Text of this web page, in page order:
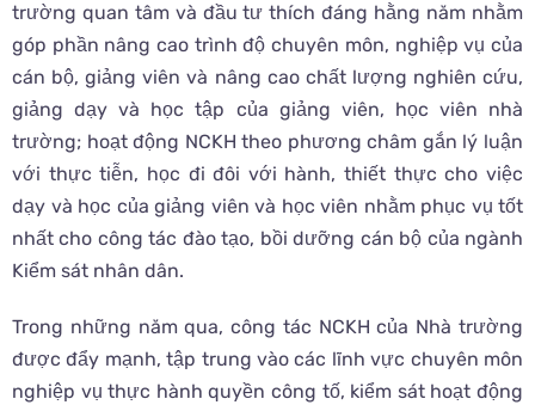
trường quan tâm và đầu tư thích đáng hằng năm nhằm
góp phần nâng cao trình độ chuyên môn, nghiệp vụ của
cán bộ, giảng viên và nâng cao chất lượng nghiên cứu,
giảng dạy và học tập của giảng viên, học viên nhà
trường; hoạt động NCKH theo phương châm gắn lý luận
với thực tiễn, học đi đôi với hành, thiết thực cho việc
dạy và học của giảng viên và học viên nhằm phục vụ tốt
nhất cho công tác đào tạo, bồi dưỡng cán bộ của ngành
Kiểm sát nhân dân.
Trong những năm qua, công tác NCKH của Nhà trường
được đẩy mạnh, tập trung vào các lĩnh vực chuyên môn
nghiệp vụ thực hành quyền công tố, kiểm sát hoạt động